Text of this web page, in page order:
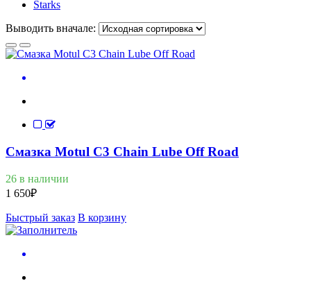
Starks
Выводить вначале:
Смазка Motul C3 Chain Lube Off Road
26 в наличии
1 650₽
Быстрый заказ В корзину